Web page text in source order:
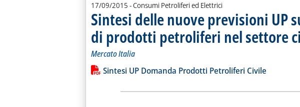
17/09/2015 - Consumi Petroliferi ed Elettrici
Sintesi delle nuove previsioni UP
di prodotti petroliferi nel settore
Mercato Italia
Leggi tutta la notizia: 'Sintesi delle nuove previsioni UP
Lista allegati PDF alla notizia
Sintesi UP Domanda Prodotti Petroliferi Civile